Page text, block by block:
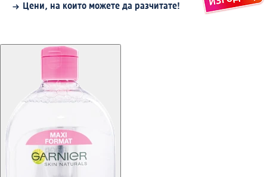
Цени, на които можете да разчитате!